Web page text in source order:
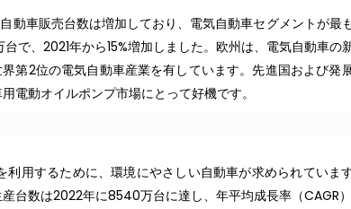
車販売台数は増加しており、電気自動車セグメントが最
で、2021年から15%増加しました。欧州は、電気自動車の
第2位の電気自動車産業を有しています。先進国および発
電動オイルポンプ市場にとって好機です。
用するために、環境にやさしい自動車が求められていま
台数は2022年に8540万台に達し、年平均成長率（CAGR